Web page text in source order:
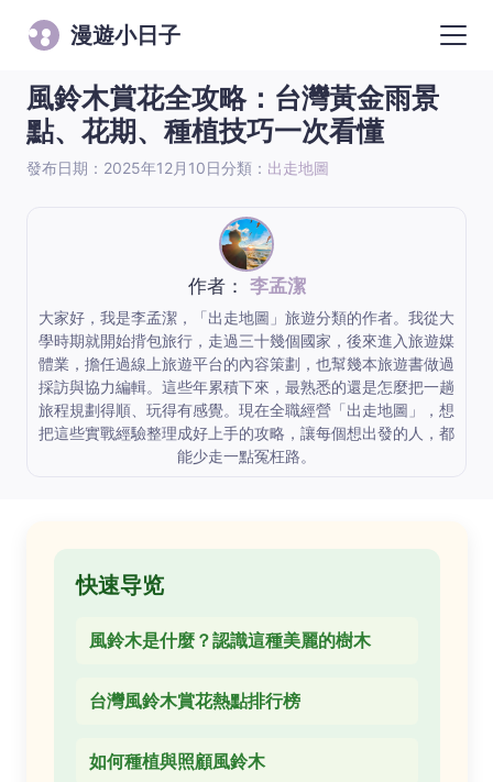
漫遊小日子
風鈴木賞花全攻略：台灣黃金雨景
點、花期、種植技巧一次看懂
發布日期：2025年12月10日分類： 出走地圖
作者： 李孟潔
大家好，我是李孟潔，「出走地圖」旅遊分類的作者。我從大
學時期就開始揹包旅行，走過三十幾個國家，後來進入旅遊媒
體業，擔任過線上旅遊平台的內容策劃，也幫幾本旅遊書做過
採訪與協力編輯。這些年累積下來，最熟悉的還是怎麼把一趟
旅程規劃得順、玩得有感覺。現在全職經營「出走地圖」，想
把這些實戰經驗整理成好上手的攻略，讓每個想出發的人，都
能少走一點冤枉路。
快速导览
風鈴木是什麼？認識這種美麗的樹木
台灣風鈴木賞花熱點排行榜
如何種植與照顧風鈴木